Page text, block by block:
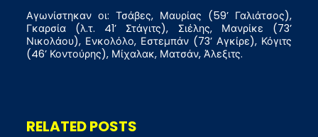
Αγωνίστηκαν οι: Τσάβες, Μαυρίας (59’ Γαλιάτσος),
Γκαρσία (λ.τ. 41’ Στάγιτς), Σιέλης, Μανρίκε (73’
Νικολάου), Ενκολόλο, Εστεμπάν (73’ Αγκίρε), Κόγιτς
(46’ Κοντούρης), Μίχαλακ, Ματσάν, Άλεξιτς.
RELATED POSTS